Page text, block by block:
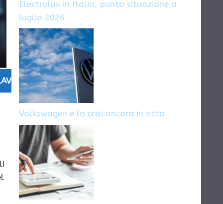
Electrolux in Italia, punto situazione a
luglio 2026
Volkswagen e la crisi ancora in atto